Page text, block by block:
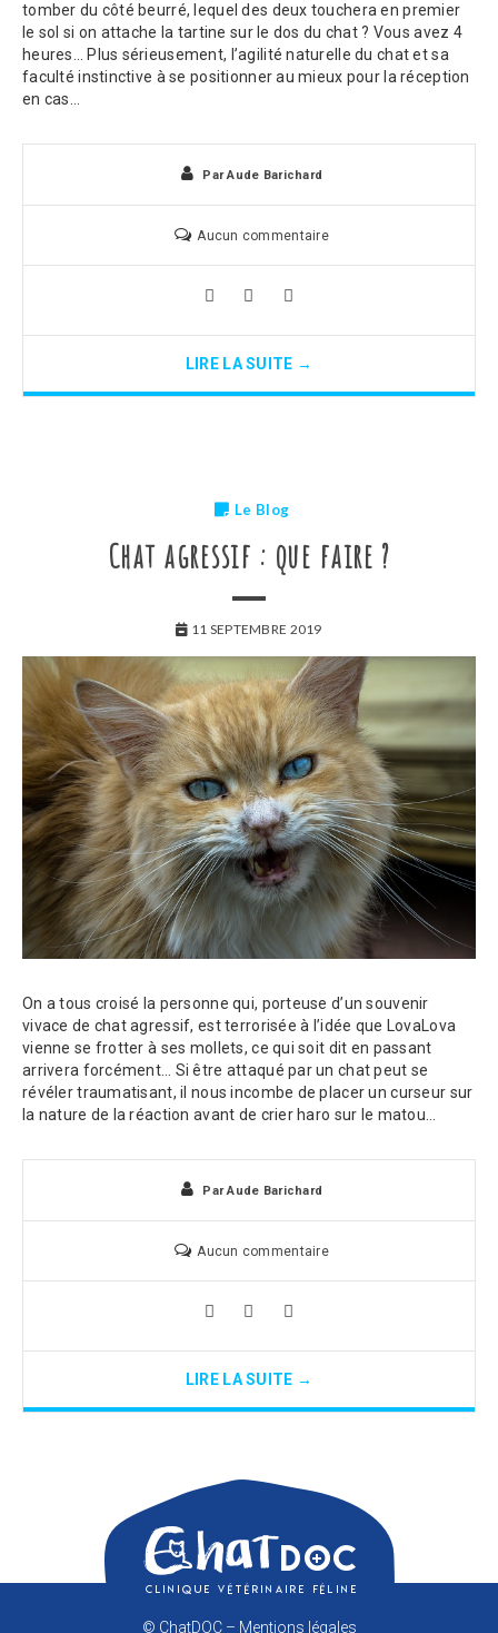
tomber du côté beurré, lequel des deux touchera en premier
le sol si on attache la tartine sur le dos du chat ? Vous avez 4
heures… Plus sérieusement, l’agilité naturelle du chat et sa
faculté instinctive à se positionner au mieux pour la réception
en cas…
ParAude Barichard
Aucun commentaire
LIRE LA SUITE →
Le Blog
Chat agressif : que faire ?
11 SEPTEMBRE 2019
On a tous croisé la personne qui, porteuse d’un souvenir
vivace de chat agressif, est terrorisée à l’idée que LovaLova
vienne se frotter à ses mollets, ce qui soit dit en passant
arrivera forcément… Si être attaqué par un chat peut se
révéler traumatisant, il nous incombe de placer un curseur sur
la nature de la réaction avant de crier haro sur le matou…
ParAude Barichard
Aucun commentaire
LIRE LA SUITE →
© ChatDOC – Mentions légales